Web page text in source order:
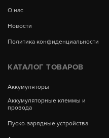
О нас
Новости
Политика конфиденциальности
КАТАЛОГ ТОВАРОВ
Аккумуляторы
Аккумуляторные клеммы и
провода
Пуско-зарядные устройства